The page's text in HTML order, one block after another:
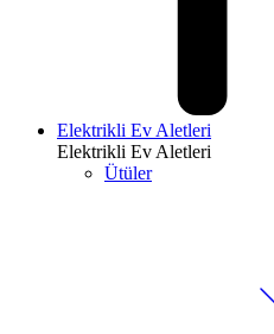
Elektrikli Ev Aletleri
Elektrikli Ev Aletleri
Ütüler